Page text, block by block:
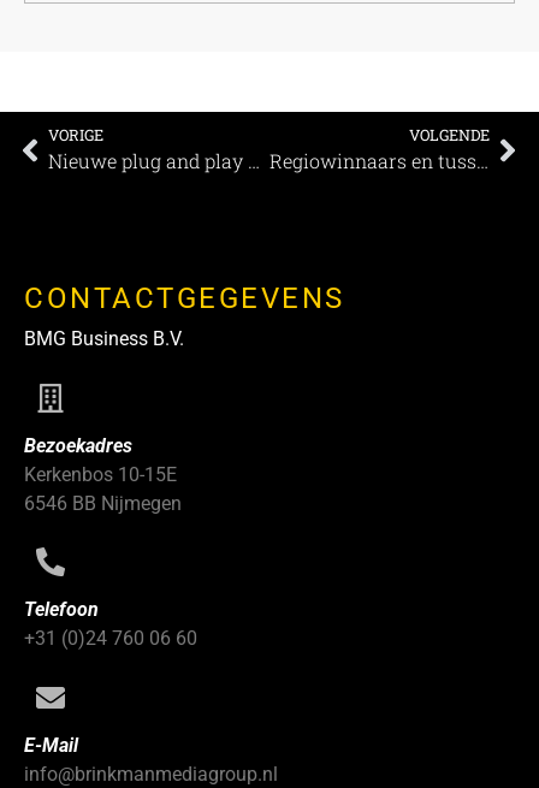
VORIGE
Nieuwe plug and play studio The Hague Conference Centre
VOLGENDE
Regiowinnaars en tussenstanden MEETINGS Awards 2020
CONTACTGEGEVENS
BMG Business B.V.
Bezoekadres
Kerkenbos 10-15E
6546 BB Nijmegen
Telefoon
+31 (0)24 760 06 60
E-Mail
info@brinkmanmediagroup.nl